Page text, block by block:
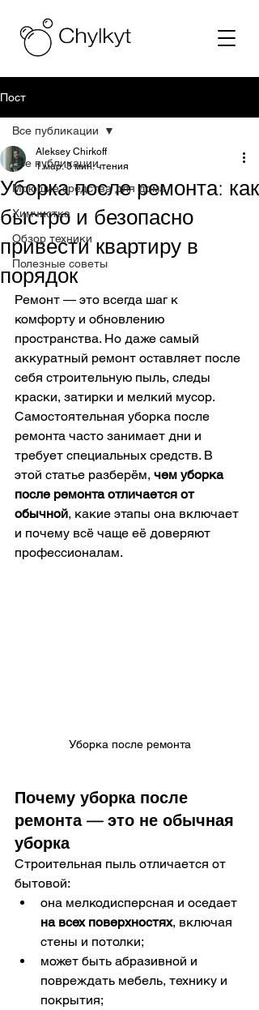
Пост
Все публикации
Моющие средства для дома
Химчистка
Обзор техники
Полезные советы
Все публикации
Уборка после ремонта: как
быстро и безопасно
привести квартиру в
порядок
Aleksey Chirkoff
1 мар. 3 мин. чтения
Ремонт — это всегда шаг к
комфорту и обновлению
пространства. Но даже самый
аккуратный ремонт оставляет после
себя строительную пыль, следы
краски, затирки и мелкий мусор.
Самостоятельная уборка после
ремонта часто занимает дни и
требует специальных средств. В
этой статье разберём, чем уборка
после ремонта отличается от
обычной, какие этапы она включает
и почему всё чаще её доверяют
профессионалам.
Уборка после ремонта
Почему уборка после
ремонта — это не обычная
уборка
Строительная пыль отличается от
бытовой:
она мелкодисперсная и оседает
на всех поверхностях, включая
стены и потолки;
может быть абразивной и
повреждать мебель, технику и
покрытия;